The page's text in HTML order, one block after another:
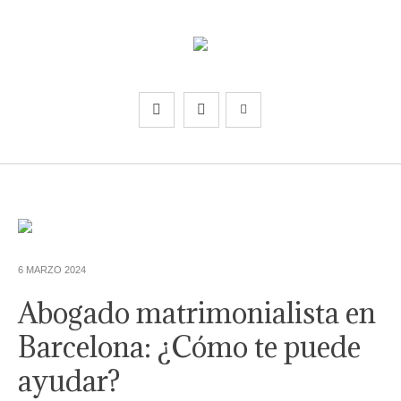
6 MARZO 2024
Abogado matrimonialista en
Barcelona: ¿Cómo te puede
ayudar?